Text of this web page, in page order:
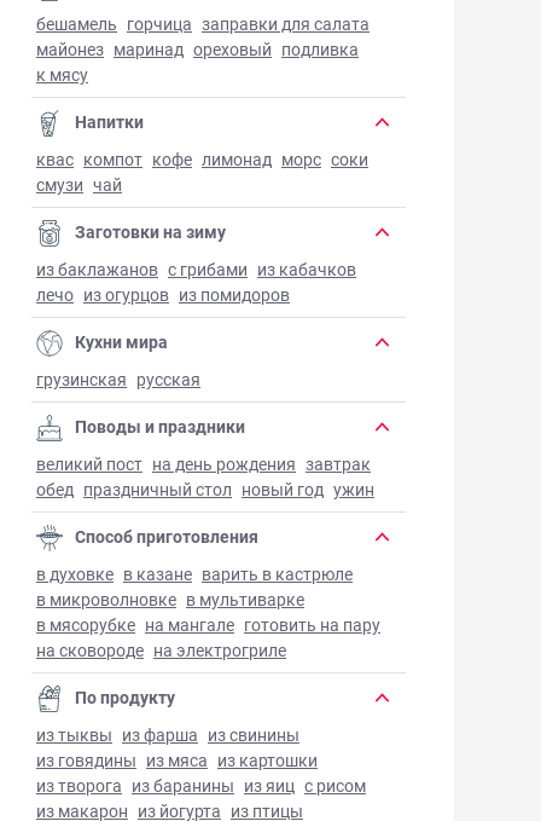
бешамель горчица заправки для салата
майонез маринад ореховый подливка
к мясу
Напитки
квас компот кофе лимонад морс соки
смузи чай
Заготовки на зиму
из баклажанов с грибами из кабачков
лечо из огурцов из помидоров
Кухни мира
грузинская русская
Поводы и праздники
великий пост на день рождения завтрак
обед праздничный стол новый год ужин
Способ приготовления
в духовке в казане варить в кастрюле
в микроволновке в мультиварке
в мясорубке на мангале готовить на пару
на сковороде на электрогриле
По продукту
из тыквы из фарша из свинины
из говядины из мяса из картошки
из творога из баранины из яиц с рисом
из макарон из йогурта из птицы